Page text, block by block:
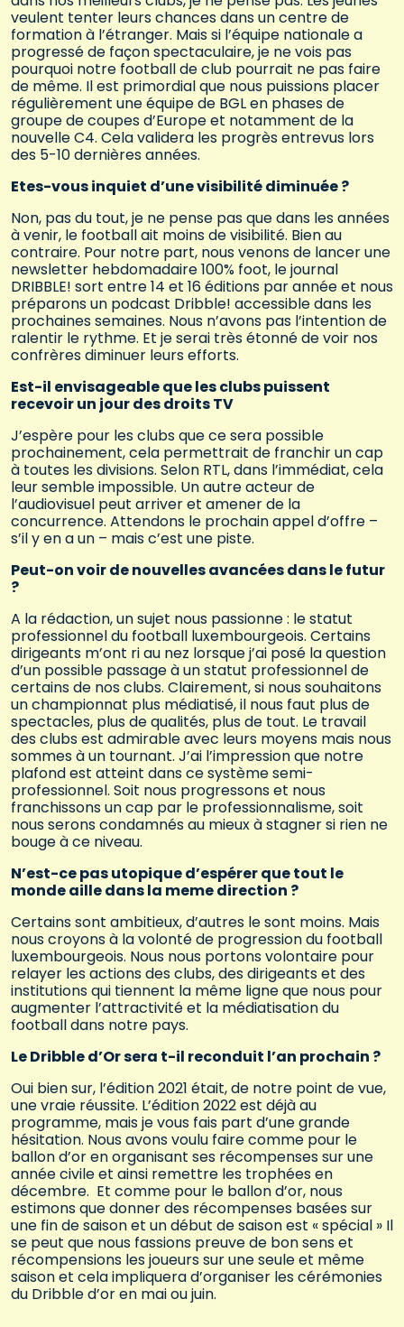
veulent tenter leurs chances dans un centre de
formation à l’étranger. Mais si l’équipe nationale a
progressé de façon spectaculaire, je ne vois pas
pourquoi notre football de club pourrait ne pas faire
de même. Il est primordial que nous puissions placer
régulièrement une équipe de BGL en phases de
groupe de coupes d’Europe et notamment de la
nouvelle C4. Cela validera les progrès entrevus lors
des 5-10 dernières années.
Etes-vous inquiet d’une visibilité diminuée ?
Non, pas du tout, je ne pense pas que dans les années
à venir, le football ait moins de visibilité. Bien au
contraire. Pour notre part, nous venons de lancer une
newsletter hebdomadaire 100% foot, le journal
DRIBBLE! sort entre 14 et 16 éditions par année et nous
préparons un podcast Dribble! accessible dans les
prochaines semaines. Nous n’avons pas l’intention de
ralentir le rythme. Et je serai très étonné de voir nos
confrères diminuer leurs efforts.
Est-il envisageable que les clubs puissent
recevoir un jour des droits TV
J’espère pour les clubs que ce sera possible
prochainement, cela permettrait de franchir un cap
à toutes les divisions. Selon RTL, dans l’immédiat, cela
leur semble impossible. Un autre acteur de
l’audiovisuel peut arriver et amener de la
concurrence. Attendons le prochain appel d’offre –
s’il y en a un – mais c’est une piste.
Peut-on voir de nouvelles avancées dans le futur
?
A la rédaction, un sujet nous passionne : le statut
professionnel du football luxembourgeois. Certains
dirigeants m’ont ri au nez lorsque j’ai posé la question
d’un possible passage à un statut professionnel de
certains de nos clubs. Clairement, si nous souhaitons
un championnat plus médiatisé, il nous faut plus de
spectacles, plus de qualités, plus de tout. Le travail
des clubs est admirable avec leurs moyens mais nous
sommes à un tournant. J’ai l’impression que notre
plafond est atteint dans ce système semi-
professionnel. Soit nous progressons et nous
franchissons un cap par le professionnalisme, soit
nous serons condamnés au mieux à stagner si rien ne
bouge à ce niveau.
N’est-ce pas utopique d’espérer que tout le
monde aille dans la meme direction ?
Certains sont ambitieux, d’autres le sont moins. Mais
nous croyons à la volonté de progression du football
luxembourgeois. Nous nous portons volontaire pour
relayer les actions des clubs, des dirigeants et des
institutions qui tiennent la même ligne que nous pour
augmenter l’attractivité et la médiatisation du
football dans notre pays.
Le Dribble d’Or sera t-il reconduit l’an prochain ?
Oui bien sur, l’édition 2021 était, de notre point de vue,
une vraie réussite. L’édition 2022 est déjà au
programme, mais je vous fais part d’une grande
hésitation. Nous avons voulu faire comme pour le
ballon d’or en organisant ses récompenses sur une
année civile et ainsi remettre les trophées en
décembre. Et comme pour le ballon d’or, nous
estimons que donner des récompenses basées sur
une fin de saison et un début de saison est « spécial » Il
se peut que nous fassions preuve de bon sens et
récompensions les joueurs sur une seule et même
saison et cela impliquera d’organiser les cérémonies
du Dribble d’or en mai ou juin.